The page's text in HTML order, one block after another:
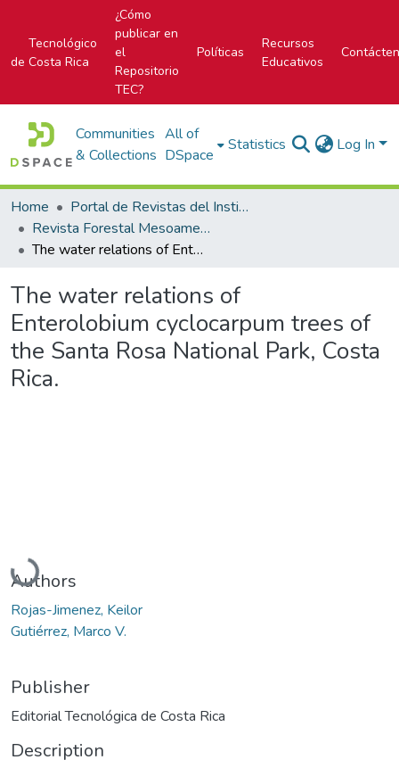
Tecnológico
de Costa Rica
¿Cómo
publicar en
el
Repositorio
TEC?
Políticas
Recursos
Educativos
Communities
& Collections
All of
DSpace
Statistics Log In
Home
Portal de Revistas del Instituto Tecnológico de Costa Rica
Revista Forestal Mesoamericana Kurú
The water relations of Enterolobium cyclocarpum trees of the Santa Rosa National Park, Costa Rica.
The water relations of
Enterolobium cyclocarpum trees of
the Santa Rosa National Park, Costa
Rica.
Loading...
Authors
Rojas-Jimenez, Keilor
Gutiérrez, Marco V.
Publisher
Editorial Tecnológica de Costa Rica
Description